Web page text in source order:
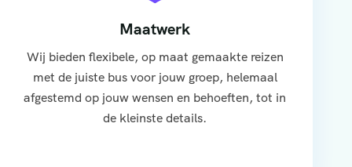
Maatwerk
Wij bieden flexibele, op maat gemaakte reizen
met de juiste bus voor jouw groep, helemaal
afgestemd op jouw wensen en behoeften, tot in
de kleinste details.